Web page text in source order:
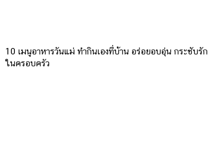
10 เมนูอาหารวันแม่ ทำกินเองที่บ้าน อร่อยอบอุ่น กระชับรัก
ในครอบครัว